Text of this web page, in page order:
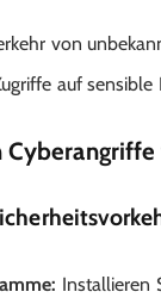
von
auf sensible
Installieren